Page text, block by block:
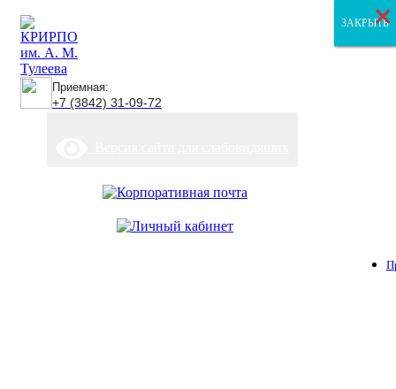
Приемная:
+7 (3842) 31-09-72
ЗАКРЫТЬ
ЗАКРЫТЬ
ЗАКРЫТЬ
×
×
×